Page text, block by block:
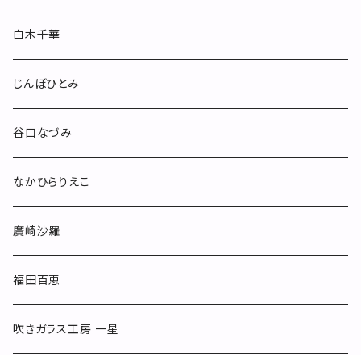
酒器
小物
others
白木千華
じんぼひとみ
谷口なづみ
なかひらりえこ
廣崎沙羅
福田百恵
吹きガラス工房 一星